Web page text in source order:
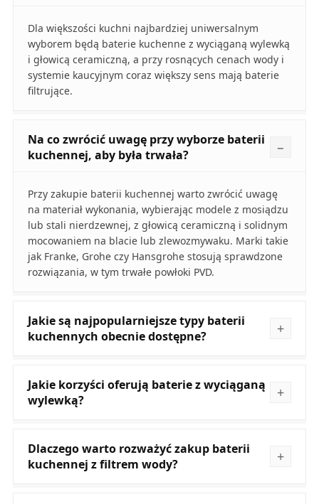
Dla większości kuchni najbardziej uniwersalnym
wyborem będą baterie kuchenne z wyciąganą wylewką
i głowicą ceramiczną, a przy rosnących cenach wody i
systemie kaucyjnym coraz większy sens mają baterie
filtrujące.
Na co zwrócić uwagę przy wyborze baterii
kuchennej, aby była trwała?
Przy zakupie baterii kuchennej warto zwrócić uwagę
na materiał wykonania, wybierając modele z mosiądzu
lub stali nierdzewnej, z głowicą ceramiczną i solidnym
mocowaniem na blacie lub zlewozmywaku. Marki takie
jak Franke, Grohe czy Hansgrohe stosują sprawdzone
rozwiązania, w tym trwałe powłoki PVD.
Jakie są najpopularniejsze typy baterii
kuchennych obecnie dostępne?
Jakie korzyści oferują baterie z wyciąganą
wylewką?
Dlaczego warto rozważyć zakup baterii
kuchennej z filtrem wody?